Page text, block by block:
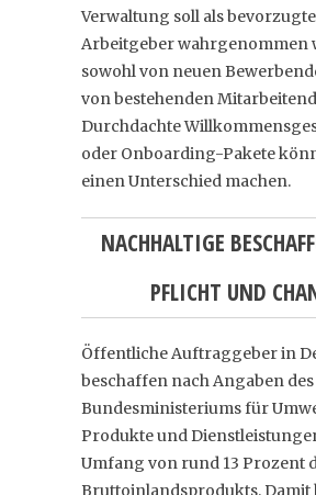
Verwaltung soll als
Arbeitgeber wahrgenommen
sowohl von neuen
von bestehenden
Durchdachte
oder Onboarding-Pakete
einen Unterschied machen.
NACHHALTIGE
PFLICHT UND
Öffentliche Auftraggeber in
beschaffen nach Angaben des
Bundesministeriums für
Produkte und
Umfang von rund 13 Prozent
Bruttoinlandsprodukts. Damit